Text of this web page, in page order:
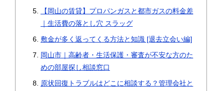
【岡山の賃貸】プロパンガスと都市ガスの料金差
｜生活費の落とし穴 スラッグ
敷金が多く返ってくる方法と知識 [退去立会い編]
岡山市｜高齢者・生活保護・審査が不安な方のた
めの部屋探し相談窓口
原状回復トラブルはどこに相談する？管理会社と